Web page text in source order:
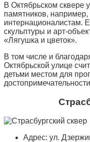
В Октябрьском сквере
памятников,
интернационалистам.
скульптуры и арт-
«Лягушка и цветок».
В том числе и
Октябрьской улице
детьми местом для
Адрес: ул.